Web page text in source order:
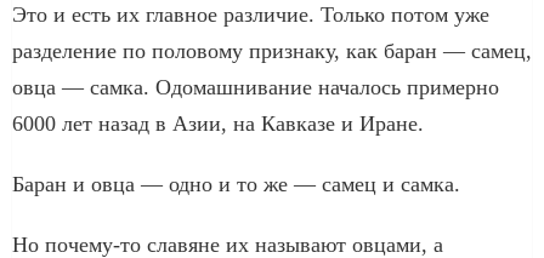
Это и есть их главное различие. Только потом уже
разделение по половому признаку, как баран — самец,
овца — самка. Одомашнивание началось примерно
6000 лет назад в Азии, на Кавказе и Иране.
Баран и овца — одно и то же — самец и самка.
Но почему-то славяне их называют овцами, а